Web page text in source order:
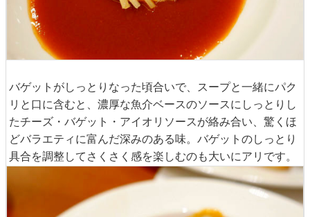
バゲットがしっとりなった頃合いで、スープと一緒にパク
リと口に含むと、濃厚な魚介ベースのソースにしっとりし
たチーズ・バゲット・アイオリソースが絡み合い、驚くほ
どバラエティに富んだ深みのある味。バゲットのしっとり
具合を調整してさくさく感を楽しむのも大いにアリです。